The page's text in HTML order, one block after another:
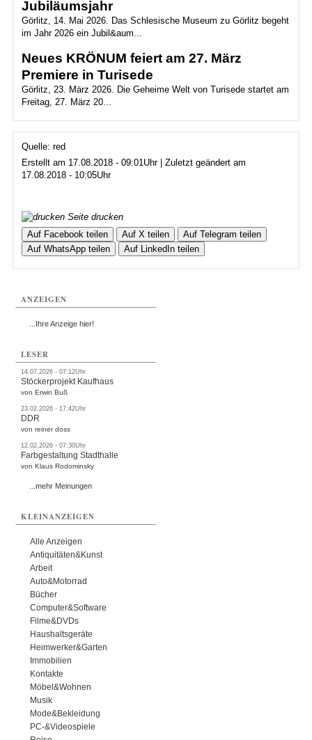
Jubiläumsjahr
Görlitz, 14. Mai 2026. Das Schlesische Museum zu Görlitz begeht
im Jahr 2026 ein Jubil&aum...
Neues KRÖNUM feiert am 27. März
Premiere in Turisede
Görlitz, 23. März 2026. Die Geheime Welt von Turisede startet am
Freitag, 27. März 20...
Quelle: red
Erstellt am 17.08.2018 - 09:01Uhr | Zuletzt geändert am
17.08.2018 - 10:05Uhr
Seite drucken
Auf Facebook teilen
Auf X teilen
Auf Telegram teilen
Auf WhatsApp teilen
Auf LinkedIn teilen
ANZEIGEN
...Ihre Anzeige hier!
LESER
14.07.2026 - 07:12Uhr
Stöckerprojekt Kaufhaus
von Erwin Buß
23.02.2026 - 17:42Uhr
DDR
von reiner doss
12.02.2026 - 07:30Uhr
Farbgestaltung Stadthalle
von Klaus Rodominsky
...mehr Meinungen
KLEINANZEIGEN
Alle Anzeigen
Antiquitäten&Kunst
Arbeit
Auto&Motorrad
Bücher
Computer&Software
Filme&DVDs
Haushaltsgeräte
Heimwerker&Garten
Immobilien
Kontakte
Möbel&Wohnen
Musik
Mode&Bekleidung
PC-&Videospiele